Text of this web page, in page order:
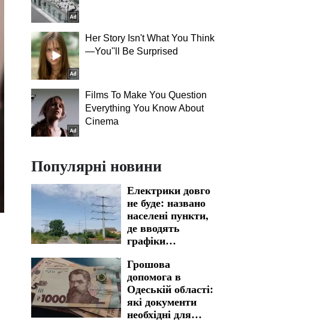
Her Story Isn't What You Think
—You''ll Be Surprised
Films To Make You Question
Everything You Know About
Cinema
Популярні новини
Електрики довго
не буде: названо
населені пункти,
де вводять
графіки
світла у
Кіровоградській
області на 7
серпня
Грошова
допомога в
Одеській області:
які документи
необхідні для